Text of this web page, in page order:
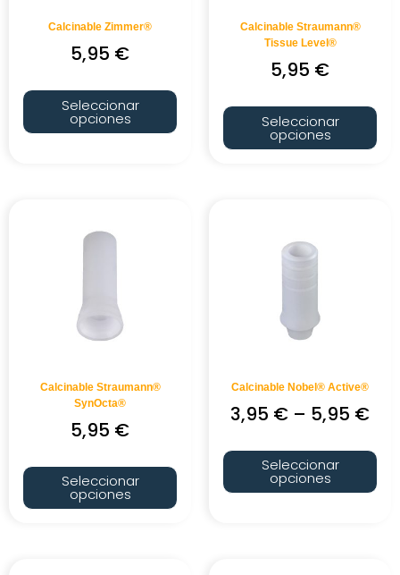
Calcinable Zimmer®
5,95 €
Seleccionar
opciones
Calcinable Straumann®
Tissue Level®
5,95 €
Seleccionar
opciones
Calcinable Straumann®
SynOcta®
5,95 €
Seleccionar
opciones
Calcinable Nobel® Active®
3,95 € – 5,95 €
Seleccionar
opciones